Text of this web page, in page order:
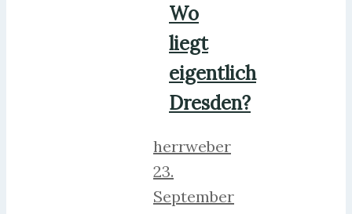
Wo
liegt
eigentlich
Dresden?
herrweber
23.
September